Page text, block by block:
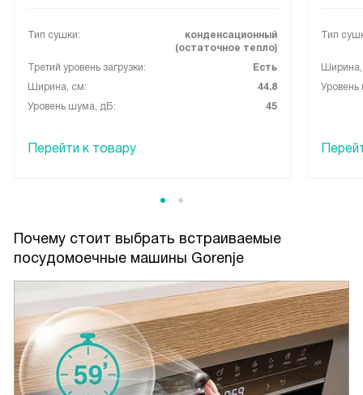
Тип сушки:
конденсационный
(остаточное тепло)
Третий уровень загрузки:
Есть
Ширина, см:
44.8
Уровень шума, дБ:
45
Перейти к товару
Тип
Почему стоит выбрать встраиваемые
посудомоечные машины Gorenje